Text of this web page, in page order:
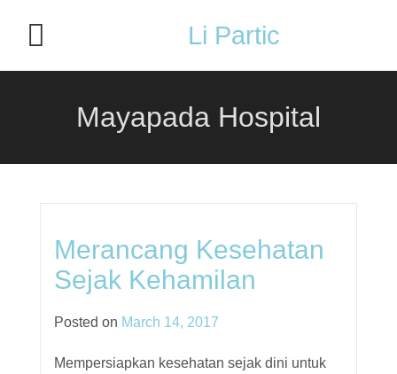
Li Partic
Mayapada Hospital
Merancang Kesehatan
Sejak Kehamilan
Posted on March 14, 2017
Mempersiapkan kesehatan sejak dini untuk